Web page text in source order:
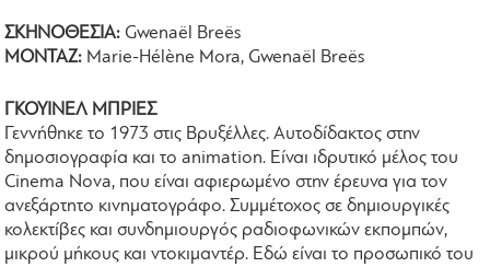
ΣΚΗΝΟΘΕΣΙΑ: Gwenaël Breës
ΜΟΝΤΑΖ: Marie-Hélène Mora, Gwenaël Breës
ΓΚΟΥΙΝΕΛ ΜΠΡΙΕΣ
Γεννήθηκε το 1973 στις Βρυξέλλες. Αυτοδίδακτος στην
δημοσιογραφία και το animation. Είναι ιδρυτικό μέλος του
Cinema Nova, που είναι αφιερωμένο στην έρευνα για τον
ανεξάρτητο κινηματογράφο. Συμμέτοχος σε δημιουργικές
κολεκτίβες και συνδημιουργός ραδιοφωνικών εκπομπών,
μικρού μήκους και ντοκιμαντέρ. Εδώ είναι το προσωπικό του